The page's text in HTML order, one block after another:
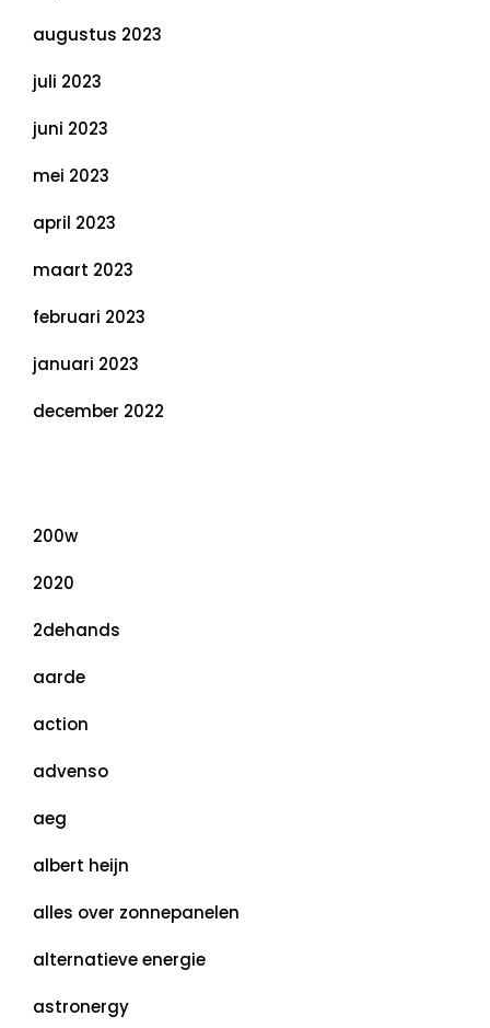
augustus 2023
juli 2023
juni 2023
mei 2023
april 2023
maart 2023
februari 2023
januari 2023
december 2022
200w
2020
2dehands
aarde
action
advenso
aeg
albert heijn
alles over zonnepanelen
alternatieve energie
astronergy